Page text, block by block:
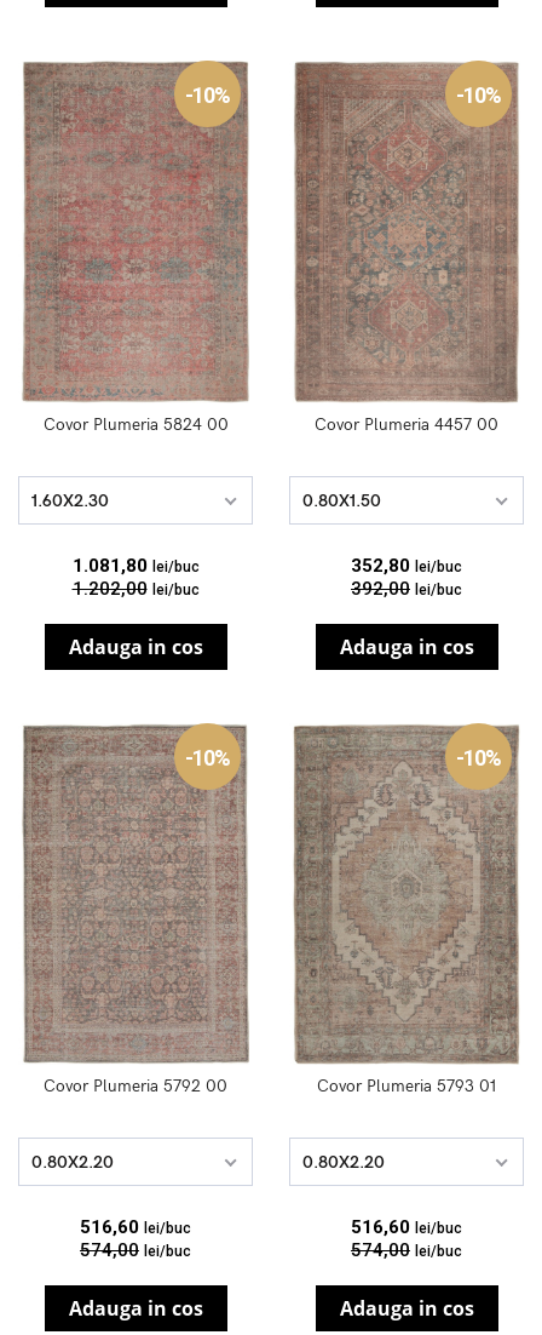
-10%
Covor Plumeria 5824 00
1.60X2.30
1.081,80 lei/buc
1.202,00 lei/buc
Adauga in cos
-10%
Covor Plumeria 4457 00
0.80X1.50
352,80 lei/buc
392,00 lei/buc
Adauga in cos
-10%
Covor Plumeria 5792 00
0.80X2.20
516,60 lei/buc
574,00 lei/buc
Adauga in cos
-10%
Covor Plumeria 5793 01
0.80X2.20
516,60 lei/buc
574,00 lei/buc
Adauga in cos